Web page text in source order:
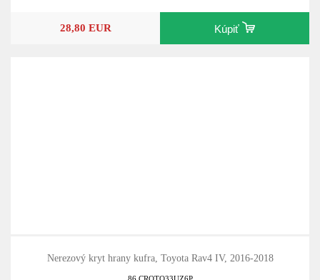
Kúpiť
Nerezový kryt hrany kufra, Toyota Rav4 IV, 2016-2018